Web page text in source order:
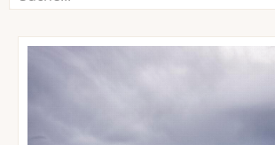
Seite SeiteSeiteSeiteSeite